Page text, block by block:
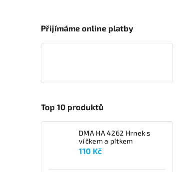
Přijímáme online platby
Top 10 produktů
DMA HA 4262 Hrnek s
víčkem a pítkem
110 Kč